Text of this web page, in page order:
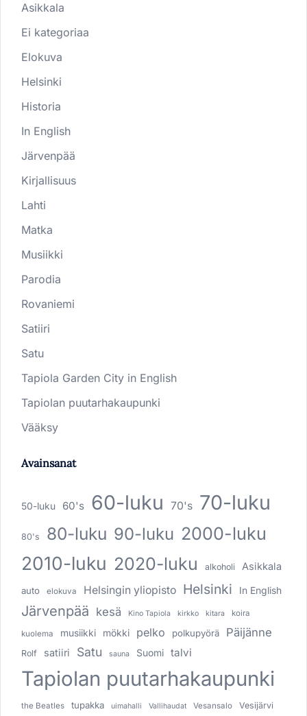
Asikkala
Ei kategoriaa
Elokuva
Helsinki
Historia
In English
Järvenpää
Kirjallisuus
Lahti
Matka
Musiikki
Parodia
Rovaniemi
Satiiri
Satu
Tapiola Garden City in English
Tapiolan puutarhakaupunki
Vääksy
Avainsanat
50-luku 60's 60-luku 70's 70-luku
80's 80-luku 90-luku 2000-luku
2010-luku 2020-luku alkoholi Asikkala
auto elokuva Helsingin yliopisto Helsinki In English
Järvenpää kesä Kino Tapiola kirkko kitara koira
kuolema musiikki mökki pelko polkupyörä Päijänne
Rolf satiiri Satu sauna Suomi talvi
Tapiolan puutarhakaupunki
the Beatles tupakka uimahalli Vallihaudat Vesansalo Vesijärvi